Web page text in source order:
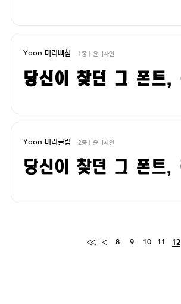
Yoon 머리삐침 1종 | 윤디자인
Yoon 머리굴림 2종 | 윤디자인
8 9 10 11 12